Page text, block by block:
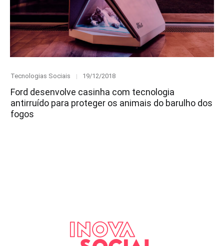
Category
Tecnologias Sociais
Posted
19/12/2018
Ford desenvolve casinha com tecnologia
antirruído para proteger os animais do barulho dos
fogos